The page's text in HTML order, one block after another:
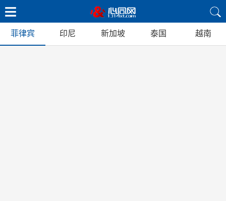
菲律宾 印尼 新加坡 泰国 越南